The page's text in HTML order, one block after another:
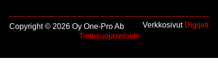
Copyright © 2026 Oy One-Pro Ab
Tietosuojaseloste
Verkkosivut Digijeti